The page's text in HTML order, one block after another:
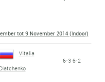
tot 9 November 2014 (Indoor)
Vitalia
Diatchenko
6-3 6-2